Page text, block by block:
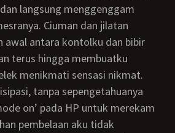
langsung menggenggam
Ciuman dan jilatan
awal antara kontolku dan bibir
terus hingga membuatku
menikmati sensasi nikmat.
on’ pada HP untuk merekam
pembelaan aku tidak